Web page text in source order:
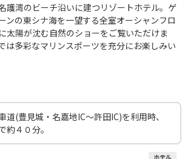
護湾のビーチ沿いに建つリゾートホテル。ゲ
ンの東シナ海を一望する全室オーシャンフロ
太陽が沈む自然のショーをご覧いただけま
は多彩なマリンスポーツを充分にお楽しみい
(豊見城・名嘉地IC～許田IC)を利用時、
４０分。
ホテル